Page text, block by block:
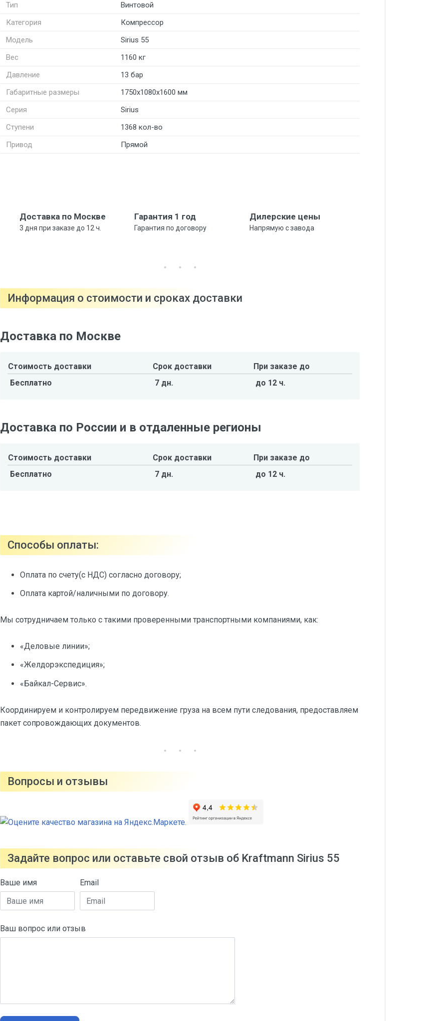
Тип
Винтовой
Категория
Компрессор
Модель
Sirius 55
Вес
1160 кг
Давление
13 бар
Габаритные размеры
1750х1080х1600 мм
Серия
Sirius
Ступени
1368 кол-во
Привод
Прямой
Доставка по Москве
3 дня при заказе до 12 ч.
Гарантия 1 год
Гарантия по договору
Дилерские цены
Напрямую с завода
Информация о стоимости и сроках доставки
Доставка по Москве
Стоимость доставки Срок доставки
При заказе до
Бесплатно
7 дн. до 12 ч.
Доставка по России и в отдаленные регионы
Стоимость доставки Срок доставки
При заказе до
Бесплатно
7 дн. до 12 ч.
Способы оплаты:
Оплата по счету(с НДС) согласно договору;
Оплата картой/наличными по договору.
Мы сотрудничаем только с такими проверенными транспортными компаниями, как:
«Деловые линии»;
«Желдорэкспедиция»;
«Байкал-Сервис».
Координируем и контролируем передвижение груза на всем пути следования, предоставляем
пакет сопровождающих документов.
Вопросы и отзывы
Задайте вопрос или оставьте свой отзыв об Kraftmann Sirius 55
Ваше имя Email
Ваш вопрос или отзыв